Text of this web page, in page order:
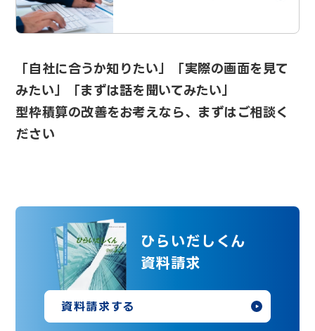
「自社に合うか知りたい」「実際の画面を見て
みたい」「まずは話を聞いてみたい」
型枠積算の改善をお考えなら、まずはご相談く
ださい
ひらいだしくん
資料請求
資料請求する